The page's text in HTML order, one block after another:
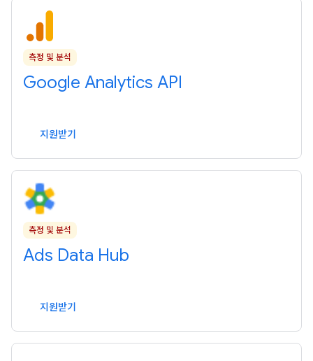
측정 및 분석
Google Analytics API
지원받기
측정 및 분석
Ads Data Hub
지원받기